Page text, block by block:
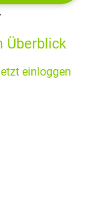
Überblick
einloggen